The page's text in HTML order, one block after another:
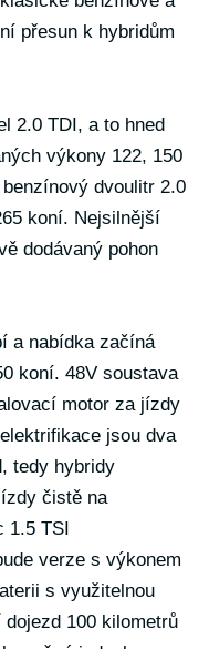
přesun k hybridům
2.0 TDI, a to hned
výkony 122, 150
dvoulitr 2.0
koní. Nejsilnější
dodávaný pohon
a nabídka začíná
koní. 48V soustava
motor za jízdy
jsou dva
tedy hybridy
čistě na
1.5 TSI
verze s výkonem
s využitelnou
100 kilometrů